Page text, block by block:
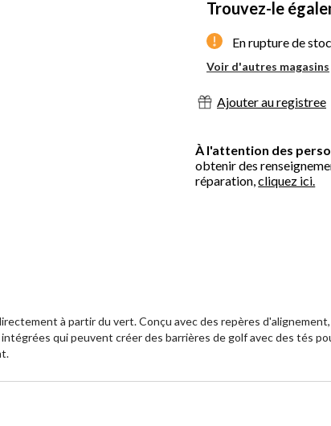
Trouvez-le
En rupture de
Voir d'autres magasins
Ajouter au registree
À l'attention des
obtenir des
réparation,cliquez ici.
à partir du vert. Conçu avec des repères
qui peuvent créer des barrières de golf avec des tés